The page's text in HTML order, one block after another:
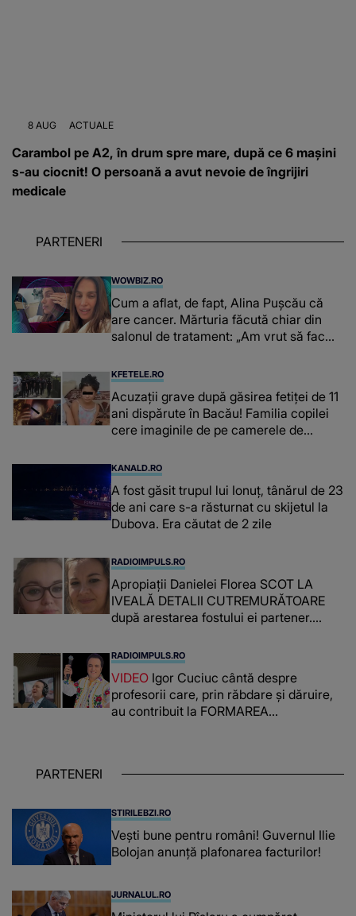
8 AUG ACTUALE
Carambol pe A2, în drum spre mare, după ce 6 mașini
s-au ciocnit! O persoană a avut nevoie de îngrijiri
medicale
PARTENERI
WOWBIZ.RO
Cum a aflat, de fapt, Alina Pușcău că
are cancer. Mărturia făcută chiar din
salonul de tratament: „Am vrut să fac
înțepe sânul”
KFETELE.RO
Acuzații grave după găsirea fetiței de 11
ani dispărute în Bacău! Familia copilei
cere imaginile de pe camerele de
mea...”
KANALD.RO
A fost găsit trupul lui Ionuț, tânărul de 23
de ani care s-a răsturnat cu skijetul la
Dubova. Era căutat de 2 zile
RADIOIMPULS.RO
Apropiații Danielei Florea SCOT LA
IVEALĂ DETALII CUTREMURĂTOARE
după arestarea fostului ei partener.
românca ucisă în Italia și ascunsă în
lada unui pat: " Îmi pare rău că nu am
reușit să fac mai mult pentru ea și..."
RADIOIMPULS.RO
VIDEO Igor Cuciuc cântă despre
profesorii care, prin răbdare și dăruire,
au contribuit la FORMAREA
chiar și după trecerea anilor: "De
PARTENERI
STIRILEBZI.RO
Vești bune pentru români! Guvernul Ilie
Bolojan anunță plafonarea facturilor!
JURNALUL.RO